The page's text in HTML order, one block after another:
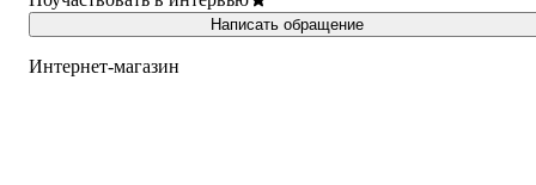
Написать обращение
Интернет-магазин